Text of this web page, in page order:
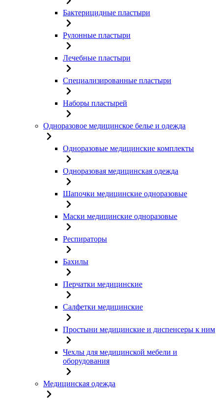
Бактерицидные пластыри
Рулонные пластыри
Лечебные пластыри
Специализированные пластыри
Наборы пластырей
Одноразовое медицинское белье и одежда
Одноразовые медицинские комплекты
Одноразовая медицинская одежда
Шапочки медицинские одноразовые
Маски медицинские одноразовые
Респираторы
Бахилы
Перчатки медицинские
Салфетки медицинские
Простыни медицинские и диспенсеры к ним
Чехлы для медицинской мебели и
оборудования
Медицинская одежда